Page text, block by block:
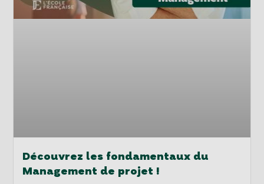
Découvrez les fondamentaux du
Management de projet !